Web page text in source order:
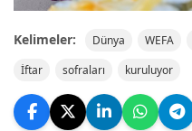
Kelimeler: Dünya WEFA
İftar
sofraları kuruluyor